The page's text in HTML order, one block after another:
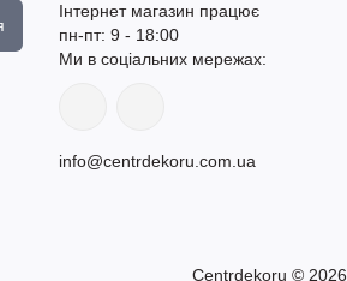
Інтернет магазин працює
пн-пт: 9 - 18:00
Ми в соціальних мережах:
info@centrdekoru.com.ua
Centrdekoru © 2026